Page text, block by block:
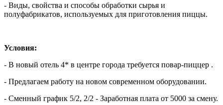
- Виды, свойства и способы обработки сырья и
полуфабрикатов, используемых для приготовления пиццы.
Условия:
- В новый отель 4* в центре города требуется повар-пиццер .
- Предлагаем работу на новом современном оборудовании.
- Сменный график 5/2, 2/2 - Заработная плата от 5000 за смену.